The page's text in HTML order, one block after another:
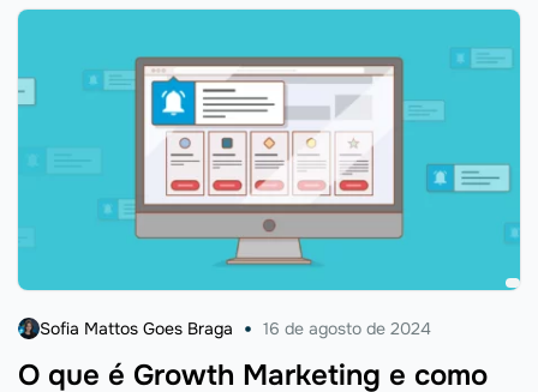
O que é Growth Marketing e como
Sofia Mattos Goes Braga 16 de agosto de 2024